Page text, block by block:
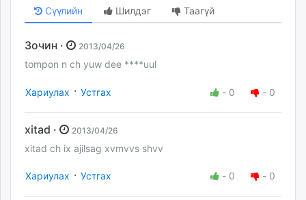
Сүүлийн Шилдэг Таагүй
Зочин · 2013/04/26
tompon n ch yuw dee ****uul
Хариулах · Устгах - 0 - 0
xitad · 2013/04/26
xitad ch ix ajilsag xvmvvs shvv
Хариулах · Устгах - 0 - 0